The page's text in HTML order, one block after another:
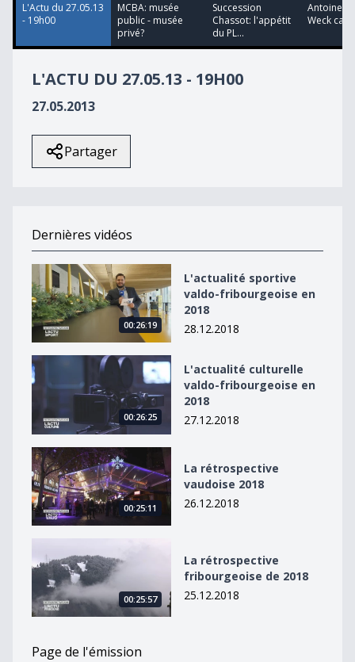
L'Actu du 27.05.13
- 19h00
MCBA: musée
public - musée
privé?
Succession
Chassot: l'appétit
du PL...
Weck
L'ACTU DU 27.05.13 - 19H00
27.05.2013
Partager
Dernières vidéos
L&#039;actualité sportive valdo-fribourgeoise en 2018
00:26:19
L'actualité sportive
valdo-fribourgeoise en
2018
28.12.2018
L&#039;actualité culturelle valdo-fribourgeoise en
00:26:25
L'actualité culturelle
valdo-fribourgeoise en
2018
27.12.2018
La rétrospective vaudoise 2018
00:25:11
La rétrospective
vaudoise 2018
26.12.2018
00:25:57
La rétrospective
fribourgeoise de 2018
25.12.2018
Page de l'émission